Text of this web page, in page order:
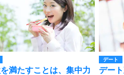
満たすことは、集中力
デート
デー